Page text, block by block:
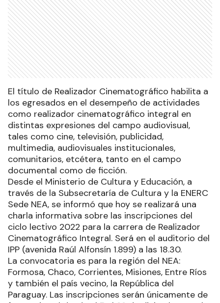
El título de Realizador Cinematográfico habilita a
los egresados en el desempeño de actividades
como realizador cinematográfico integral en
distintas expresiones del campo audiovisual,
tales como cine, televisión, publicidad,
multimedia, audiovisuales institucionales,
comunitarios, etcétera, tanto en el campo
documental como de ficción.
Desde el Ministerio de Cultura y Educación, a
través de la Subsecretaría de Cultura y la ENERC
Sede NEA, se informó que hoy se realizará una
charla informativa sobre las inscripciones del
ciclo lectivo 2022 para la carrera de Realizador
Cinematográfico Integral. Será en el auditorio del
IPP (avenida Raúl Alfonsín 1.899) a las 18.30.
La convocatoria es para la región del NEA:
Formosa, Chaco, Corrientes, Misiones, Entre Ríos
y también el país vecino, la República del
Paraguay. Las inscripciones serán únicamente de